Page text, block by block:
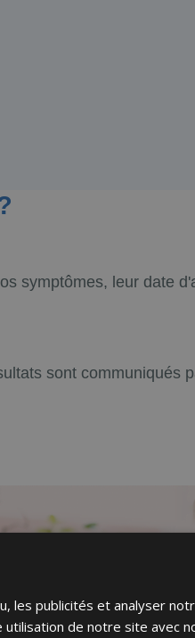
symptômes, leur date
sont communiqués
les publicités et analyser
de notre site avec